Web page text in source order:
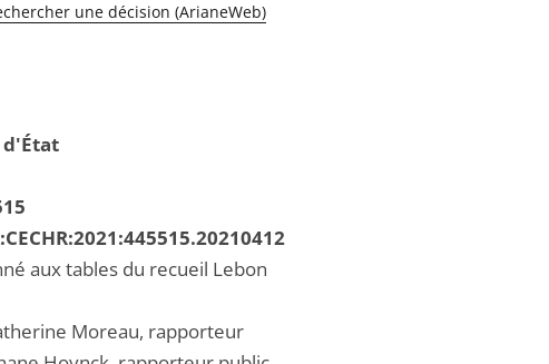
une décision (ArianeWeb)
d'État
aux tables du recueil Lebon
Moreau, rapporteur